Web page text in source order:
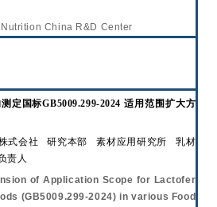
China R&D Center
定国标GB5009.299-2024 适用范围扩大方
株式会社研究本部素材应用研究所 乳材
责人
of Application Scope for Lactofer
(GB5009.299-2024) in various Food